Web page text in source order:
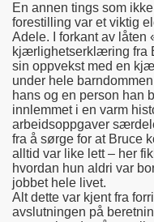
En annen tings som
forestilling var et viktig
Adele. I forkant av låten
kjærlighetserklæring fra
sin oppvekst med en
under hele
hans og en person han
innlemmet i en varm
arbeidsoppgaver
fra å sørge for at Bruce
alltid var like lett – her
hvordan hun aldri var
jobbet hele livet.
Alt dette var kjent fra
avslutningen på